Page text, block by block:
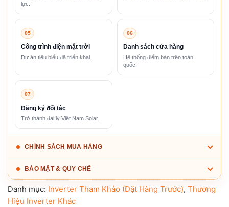
lực.
05
Công trình điện mặt trời
Dự án tiêu biểu đã triển khai.
06
Danh sách cửa hàng
Hệ thống điểm bán trên toàn
quốc.
07
Đăng ký đối tác
Trở thành đại lý Việt Nam Solar.
CHÍNH SÁCH MUA HÀNG
BẢO MẬT & QUY CHẾ
Danh mục: Inverter Tham Khảo (Đặt Hàng Trước), Thương
Hiệu Inverter Khác